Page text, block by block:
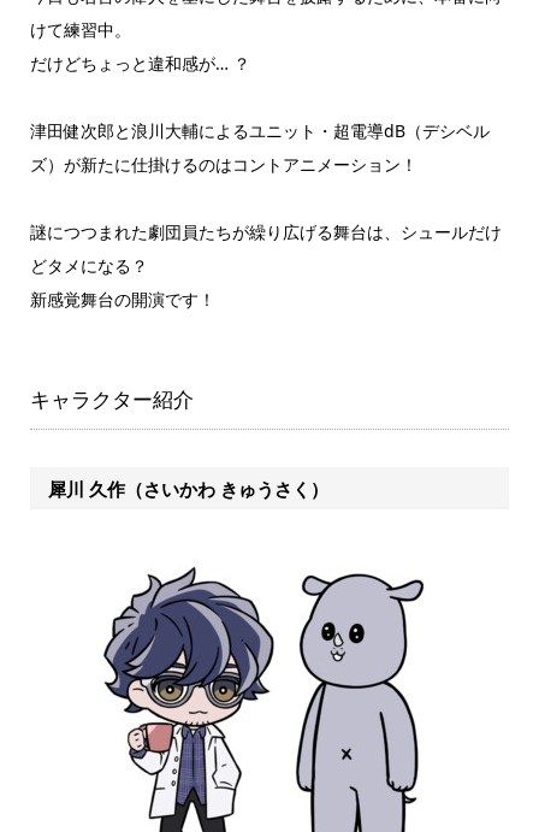
けて練習中。
だけどちょっと違和感が… ？
津田健次郎と浪川大輔によるユニット・超電導dB（デシベル
ズ）が新たに仕掛けるのはコントアニメーション！
謎につつまれた劇団員たちが繰り広げる舞台は、シュールだけ
どタメになる？
新感覚舞台の開演です！
キャラクター紹介
犀川 久作（さいかわ きゅうさく）